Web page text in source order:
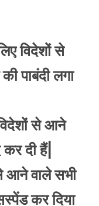
विदेशों से
पाबंदी लगा
से आने
दी हैं|
आने वाले सभी
कर दिया